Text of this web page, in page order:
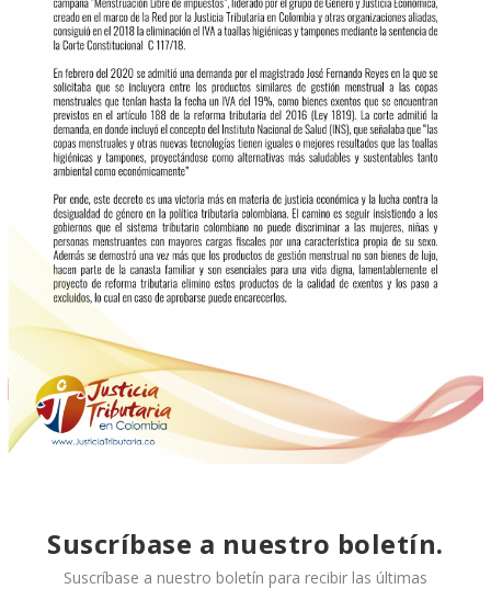
Suscríbase a nuestro boletín.
Suscríbase a nuestro boletín para recibir las últimas